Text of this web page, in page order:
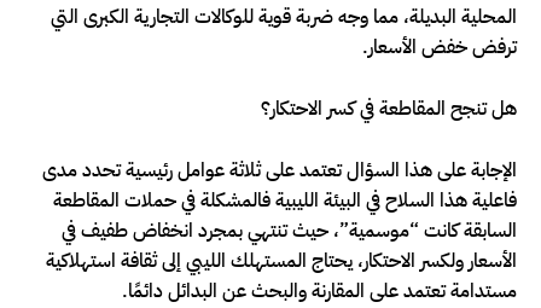
المحلية البديلة، مما وجه ضربة قوية للوكالات التجارية الكبرى التي
ترفض خفض الأسعار.
هل تنجح المقاطعة في كسر الاحتكار؟
الإجابة على هذا السؤال تعتمد على ثلاثة عوامل رئيسية تحدد مدى
فاعلية هذا السلاح في البيئة الليبية فالمشكلة في حملات المقاطعة
السابقة كانت “موسمية”، حيث تنتهي بمجرد انخفاض طفيف في
الأسعار ولكسر الاحتكار، يحتاج المستهلك الليبي إلى ثقافة استهلاكية
مستدامة تعتمد على المقارنة والبحث عن البدائل دائمًا.